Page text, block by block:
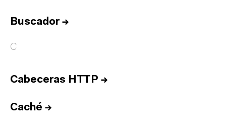
Buscador→
C
Cabeceras HTTP →
Caché →